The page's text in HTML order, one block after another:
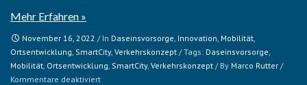
Mehr Erfahren »
November 16, 2022 / In Daseinsvorsorge Innovation Mobilität
Ortsentwicklung SmartCity, Verkehrskonzept / Tags: Daseinsvorsorge
Mobilität Ortsentwicklung SmartCity, Verkehrskonzept / By Marco Rutter /
Kommentare deaktiviertfür